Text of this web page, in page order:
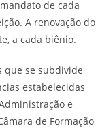
de cada
A renovação do
a cada biênio.
que se subdivide
estabelecidas
e
de Formação